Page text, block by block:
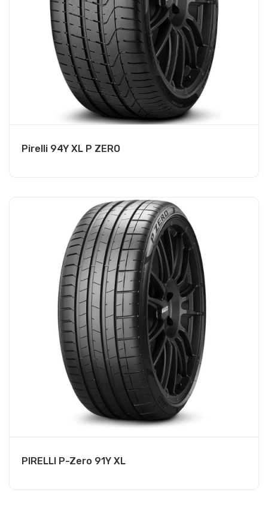
Pirelli 94Y XL P ZERO
PIRELLI P-Zero 91Y XL